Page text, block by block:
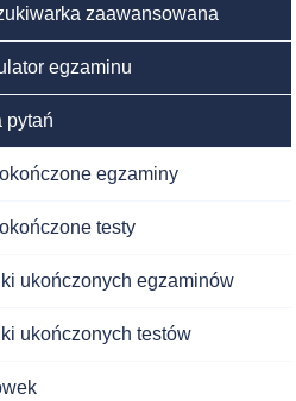
zaawansowana
egzaminu
pytań
egzaminy
testy
ukończonych egzaminów
ukończonych testów